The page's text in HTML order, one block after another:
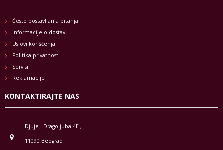
Često postavljanja pitanja
Informacije o dostavi
Uslovi korišćenja
Politika privatnosti
Servisi
Reklamacije
KONTAKTIRAJTE NAS
Djuje i Dragoljuba 4E ,
11090 Beograd